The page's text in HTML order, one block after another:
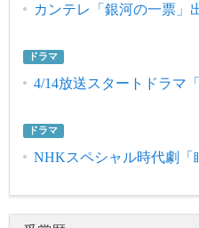
カンテレ「銀河の一票」
ドラマ
4/14放送スタートドラマ
ドラマ
NHKスペシャル時代劇「